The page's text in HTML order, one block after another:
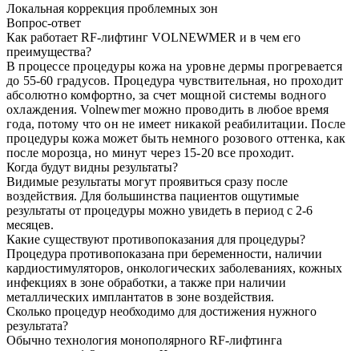
Локальная коррекция проблемных зон
Вопрос-ответ
Как работает RF-лифтинг VOLNEWMER и в чем его
преимущества?
В процессе процедуры кожа на уровне дермы прогревается
до 55-60 градусов. Процедура чувствительная, но проходит
абсолютно комфортно, за счет мощной системы водного
охлаждения. Volnewmer можно проводить в любое время
года, потому что он не имеет никакой реабилитации. После
процедуры кожа может быть немного розового оттенка, как
после морозца, но минут через 15-20 все проходит.
Когда будут видны результаты?
Видимые результаты могут проявиться сразу после
воздействия. Для большинства пациентов ощутимые
результаты от процедуры можно увидеть в период с 2-6
месяцев.
Какие существуют противопоказания для процедуры?
Процедура противопоказана при беременности, наличии
кардиостимуляторов, онкологических заболеваниях, кожных
инфекциях в зоне обработки, а также при наличии
металлических имплантатов в зоне воздействия.
Сколько процедур необходимо для достижения нужного
результата?
Обычно технология монополярного RF-лифтинга